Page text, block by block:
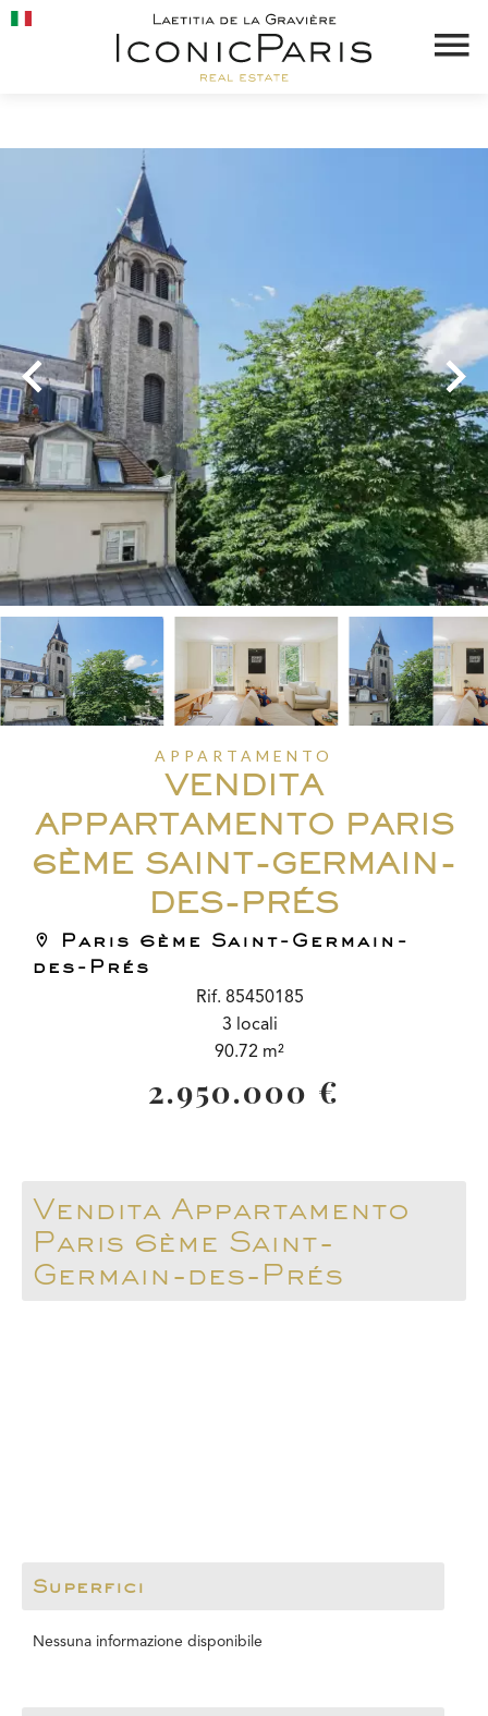
APPARTAMENTO
VENDITA
APPARTAMENTO PARIS
6ÈME SAINT-GERMAIN-
DES-PRÉS
Paris 6ème Saint-Germain-
des-Prés
Rif. 85450185
3 locali
90.72 m²
2.950.000 €
Vendita Appartamento
Paris 6ème Saint-
Germain-des-Prés
Superfici
Nessuna informazione disponibile